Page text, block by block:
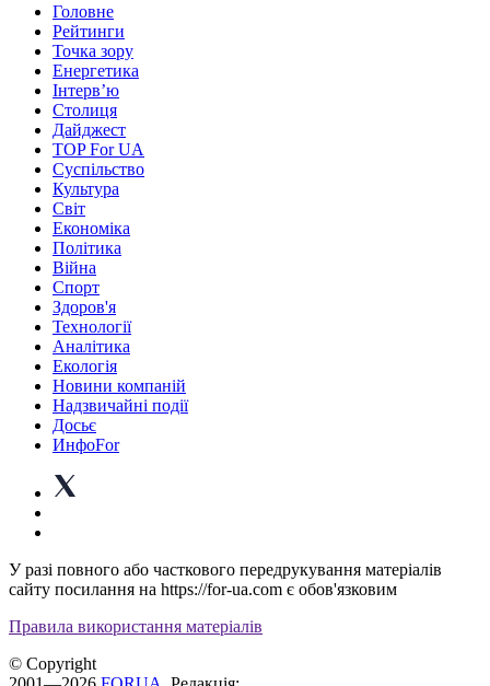
Головне
Рейтинги
Точка зору
Енергетика
Інтерв’ю
Столиця
Дайджест
TOP For UA
Суспiльство
Культура
Світ
Економіка
Політика
Війна
Спорт
Здоров'я
Технології
Аналітика
Екологія
Новини компаній
Надзвичайні події
Досьє
ИнфоFor
У разі повного або часткового передрукування матеріалів
сайту посилання на https://for-ua.com є обов'язковим
Правила використання матеріалів
© Copyright